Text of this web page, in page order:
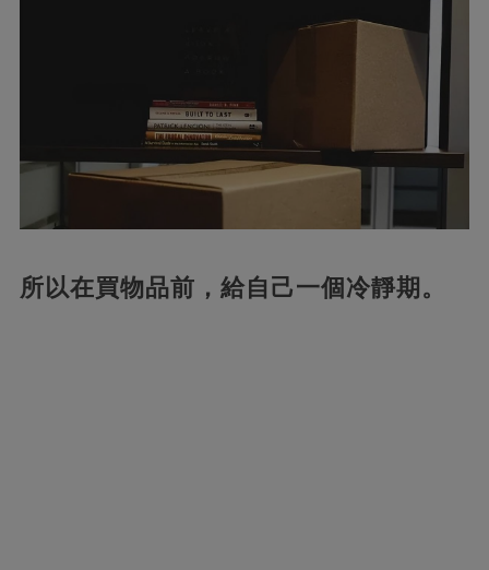
所以在買物品前，給自己一個冷靜期。